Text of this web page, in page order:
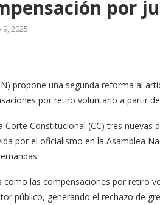
por
9, 2025
propone una segunda reforma al
por retiro voluntario a partir
Corte Constitucional (CC) tres nuevas
por el oficialismo en la Asamblea
las compensaciones por retiro
público, generando el rechazo de